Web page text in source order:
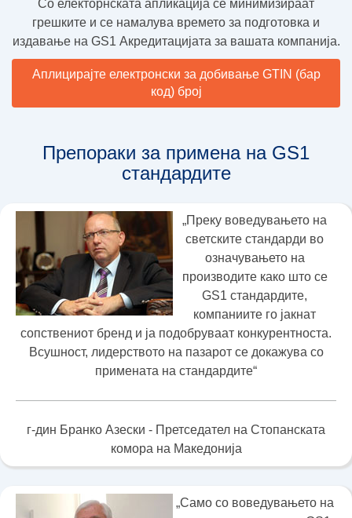
Со електорнската апликација се минимизираат
грешките и се намалува времето за подготовка и
издавање на GS1 Акредитацијата за вашата компанија.
Аплицирајте електронски за добивање GTIN (бар
код) број
Препораки за примена на GS1
стандардите
„Преку воведувањето на
светските стандарди во
означувањето на
производите како што се
GS1 стандардите,
компаниите го јакнат
сопствениот бренд и ја подобруваат конкурентноста.
Всушност, лидерството на пазарот се докажува со
примената на стандардите“
г-дин Бранко Азески - Претседател на Стопанската
комора на Македонија
„Само со воведувањето на